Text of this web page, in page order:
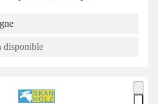
disponible